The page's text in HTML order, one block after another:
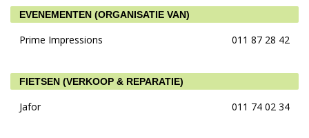
EVENEMENTEN (ORGANISATIE VAN)
Prime Impressions 011 87 28 42
FIETSEN (VERKOOP & REPARATIE)
Jafor 011 74 02 34